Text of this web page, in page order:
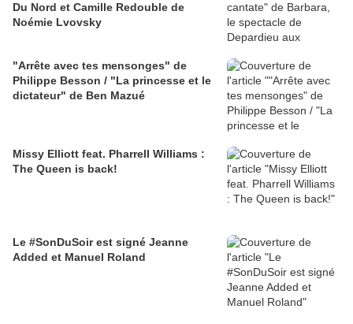
Du Nord et Camille Redouble de
Noémie Lvovsky
"Arrête avec tes mensonges" de
Philippe Besson / "La princesse et le
dictateur" de Ben Mazué
Missy Elliott feat. Pharrell Williams :
The Queen is back!
Le #SonDuSoir est signé Jeanne
Added et Manuel Roland